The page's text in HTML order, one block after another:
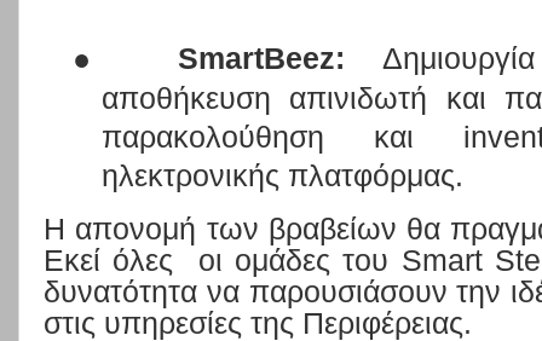
● SmartBeez:
αποθήκευση απινιδωτή και
παρακολούθηση και
ηλεκτρονικής πλατφόρμας.
Η απονομή των βραβείων θα
Εκεί όλες
οι ομάδες του Smart
δυνατότητα να παρουσιάσουν την
στις υπηρεσίες της Περιφέρειας.